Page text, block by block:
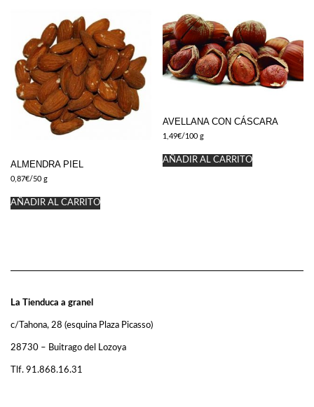
ALMENDRA PIEL
0,87€/50 g
AÑADIR AL CARRITO
AVELLANA CON CÁSCARA
1,49€/100 g
AÑADIR AL CARRITO
La Tienduca a granel
c/Tahona, 28 (esquina Plaza Picasso)
28730 – Buitrago del Lozoya
Tlf. 91.868.16.31